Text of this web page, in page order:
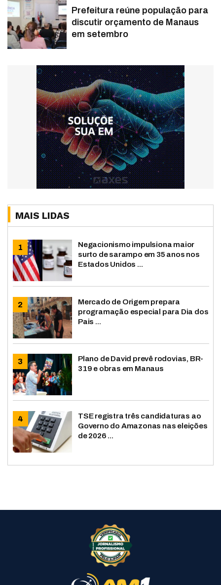
Prefeitura reúne população para
discutir orçamento de Manaus
em setembro
MAIS LIDAS
Negacionismo impulsiona maior
surto de sarampo em 35 anos nos
Estados Unidos ...
Mercado de Origem prepara
programação especial para Dia dos
Pais ...
Plano de David prevê rodovias, BR-
319 e obras em Manaus
TSE registra três candidaturas ao
Governo do Amazonas nas eleições
de 2026 ...